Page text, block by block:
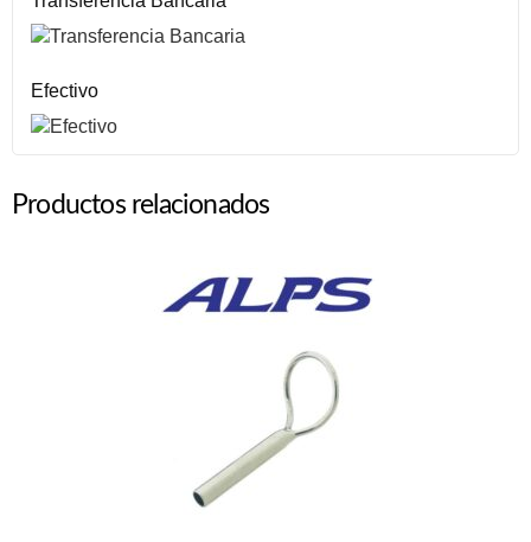
Efectivo
Productos relacionados